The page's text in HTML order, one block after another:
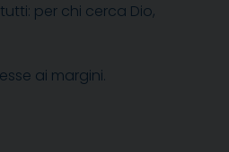
per chi cerca Dio,
ai margini.